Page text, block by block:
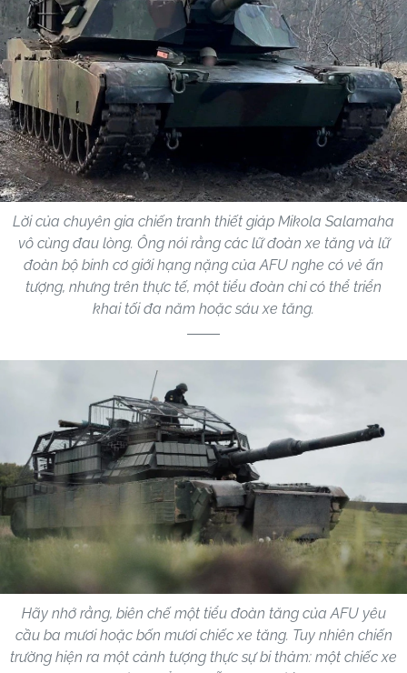
Lời của chuyên gia chiến tranh thiết giáp Mikola Salamaha
vô cùng đau lòng. Ông nói rằng các lữ đoàn xe tăng và lữ
đoàn bộ binh cơ giới hạng nặng của AFU nghe có vẻ ấn
tượng, nhưng trên thực tế, một tiểu đoàn chỉ có thể triển
khai tối đa năm hoặc sáu xe tăng.
Hãy nhớ rằng, biên chế một tiểu đoàn tăng của AFU yêu
cầu ba mươi hoặc bốn mươi chiếc xe tăng. Tuy nhiên chiến
trường hiện ra một cảnh tượng thực sự bi thảm: một chiếc xe